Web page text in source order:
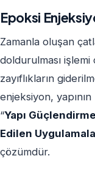
Epoksi
Zamanla oluşan
doldurulması
zayıflıkların
enjeksiyon,
“Yapı
Edilen
çözümdür.